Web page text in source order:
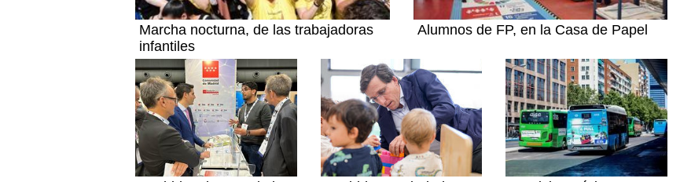
Marcha nocturna, de las trabajadoras
infantiles
Alumnos de FP, en la Casa de Papel